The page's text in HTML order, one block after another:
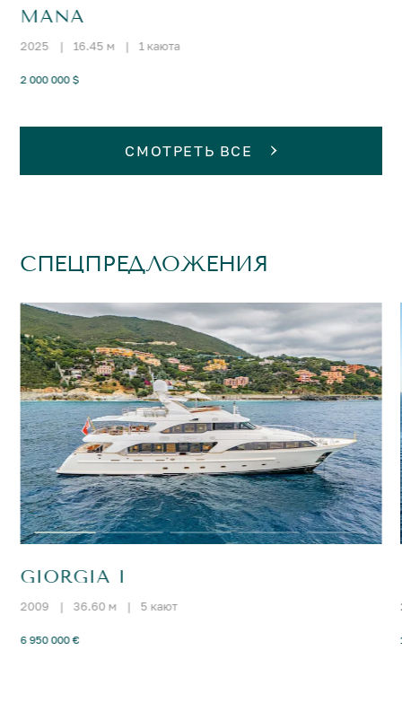
MANA
2025 | 16.45 м | 1 каюта
2 000 000 $
СМОТРЕТЬ ВСЕ
СПЕЦПРЕДЛОЖЕНИЯ
GIORGIA I
2009 | 36.60 м | 5 кают
6 950 000 €